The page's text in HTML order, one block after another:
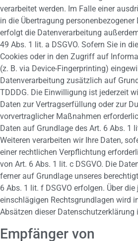
verarbeitet werden. Im Falle einer
in die Übertragung
erfolgt die Datenverarbeitung
49 Abs. 1 lit. a DSGVO. Sofern Sie in
Cookies oder in den Zugriff auf
(z. B. via Device-Fingerprinting)
Datenverarbeitung zusätzlich auf
TDDDG. Die Einwilligung ist jederzeit
Daten zur Vertragserfüllung oder zur
vorvertraglicher Maßnahmen
Daten auf Grundlage des Art. 6 Abs. 1
Weiteren verarbeiten wir Ihre Daten,
einer rechtlichen Verpflichtung
von Art. 6 Abs. 1 lit. c DSGVO. Die
ferner auf Grundlage unseres
6 Abs. 1 lit. f DSGVO erfolgen. Über die
einschlägigen Rechtsgrundlagen wird
Absätzen dieser Datenschutzerklärung
Empfänger von